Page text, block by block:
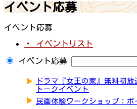
イベント応募
イベント応募
・ イベントリスト
イベント応募
▶
ドラマ『女王の家』無料初
トークイベント
▶ 民画体験ワークショップ：